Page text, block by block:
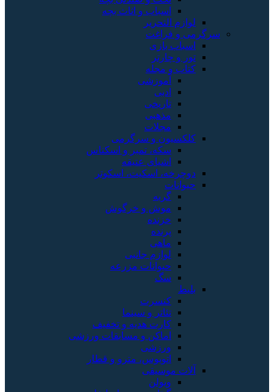
اسباب و اثاث بچه
لوازم التحریر
سرگرمی و فراغت
اسباب‌ بازی
تور و چارتر
کتاب و مجله
آموزشی
ادبی
تاریخی
مذهبی
مجلات
کلکسیون و سرگرمی
سکه، تمبر و اسکناس
اشیای عتیقه
دوچرخه، اسکیت، اسکوتر
حیوانات
گربه
موش و خرگوش
خزنده
پرنده
ماهی
لوازم جانبی
حیوانات مزرعه
سگ
بلیط
کنسرت
تئاتر و سینما
کارت هدیه و تخفیف
اماکن و مسابقات ورزشی
ورزشی
اتوبوس، مترو و قطار
آلات موسیقی
ویولن